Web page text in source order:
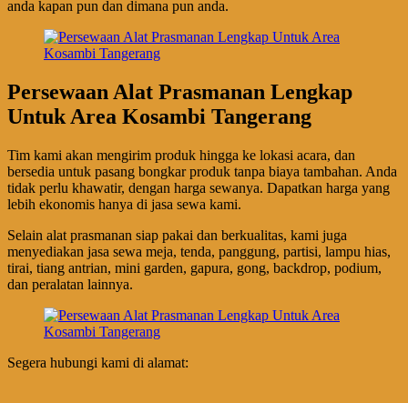
anda kapan pun dan dimana pun anda.
Persewaan Alat Prasmanan Lengkap
Untuk Area Kosambi Tangerang
Tim kami akan mengirim produk hingga ke lokasi acara, dan
bersedia untuk pasang bongkar produk tanpa biaya tambahan. Anda
tidak perlu khawatir, dengan harga sewanya. Dapatkan harga yang
lebih ekonomis hanya di jasa sewa kami.
Selain alat prasmanan siap pakai dan berkualitas, kami juga
menyediakan jasa sewa meja, tenda, panggung, partisi, lampu hias,
tirai, tiang antrian, mini garden, gapura, gong, backdrop, podium,
dan peralatan lainnya.
Segera hubungi kami di alamat: